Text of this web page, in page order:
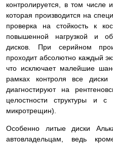
контролируется, в том числе
которая производится на
проверка на стойкость к
повышенной нагрузкой и
дисков. При серийном
проходит абсолютно каждый
что исключает малейшие
рамках контроля все диски
диагностируют на
целостности структуры и
микротрещин).
Особенно литые диски
автовладельцам, ведь